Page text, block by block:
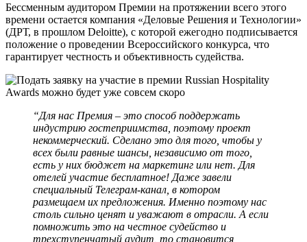
Бессменным аудитором Премии на протяжении всего этого
времени остается компания «Деловые Решения и Технологии»
(ДРТ, в прошлом Deloitte), с которой ежегодно подписывается
положение о проведении Всероссийского конкурса, что
гарантирует честность и объективность судейства.
“Для нас Премия – это способ поддержать
индустрию гостеприимства, поэтому проект
некоммерческий. Сделано это для того, чтобы у
всех были равные шансы, независимо от того,
есть у них бюджет на маркетинг или нет. Для
отелей участие бесплатное! Даже завели
специальный Телеграм-канал, в котором
размещаем их предложения. Именно поэтому нас
столь сильно ценят и уважают в отрасли. А если
помножить это на честное судейство и
трехступенчатый аудит, то становится